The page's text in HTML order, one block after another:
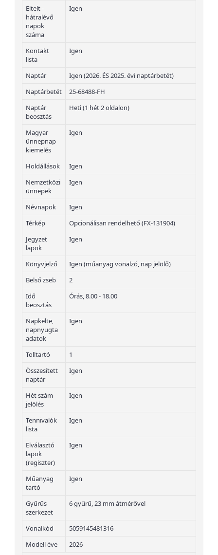
Eltelt -
hátralévő
napok
száma
Igen
Kontakt
lista
Igen
Naptár
Igen (2026. ÉS 2025. évi naptárbetét)
Naptárbetét
25-68488-FH
Naptár
beosztás
Heti (1 hét 2 oldalon)
Magyar
ünnepnap
kiemelés
Igen
Holdállások
Igen
Nemzetközi
ünnepek
Igen
Névnapok
Igen
Térkép
Opcionálisan rendelhető (FX-131904)
Jegyzet
lapok
Igen
Könyvjelző
Igen (műanyag vonalzó, nap jelölő)
Belső zseb
2
Idő
beosztás
Órás, 8.00 - 18.00
Napkelte,
napnyugta
adatok
Igen
Tolltartó
1
Összesített
naptár
Igen
Hét szám
jelölés
Igen
Tennivalók
lista
Igen
Elválasztó
lapok
(regiszter)
Igen
Műanyag
tartó
Igen
Gyűrűs
szerkezet
6 gyűrű, 23 mm átmérővel
Vonalkód
5059145481316
Modell éve
2026